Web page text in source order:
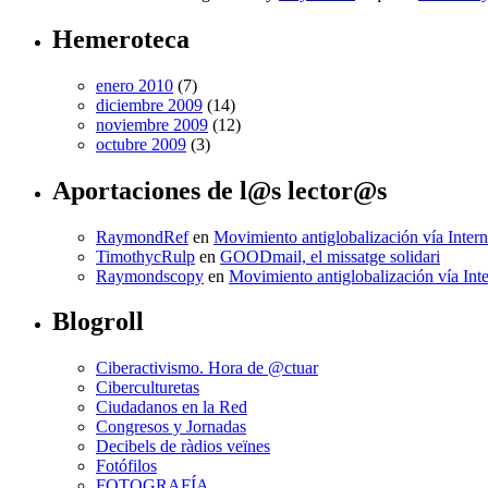
Hemeroteca
enero 2010 (7)
diciembre 2009 (14)
noviembre 2009 (12)
octubre 2009 (3)
Aportaciones de l@s lector@s
RaymondRefen Movimiento antiglobalización vía
TimothycRulp en GOODmail, el missatge solidari
Raymondscopy en Movimiento antiglobalización vía
Blogroll
Ciberactivismo. Hora de @ctuar
Ciberculturetas
Ciudadanos en la Red
Congresos y Jornadas
Decibels de ràdios veïnes
Fotófilos